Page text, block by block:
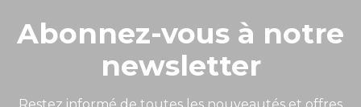
Abonnez-vous à notre
newsletter